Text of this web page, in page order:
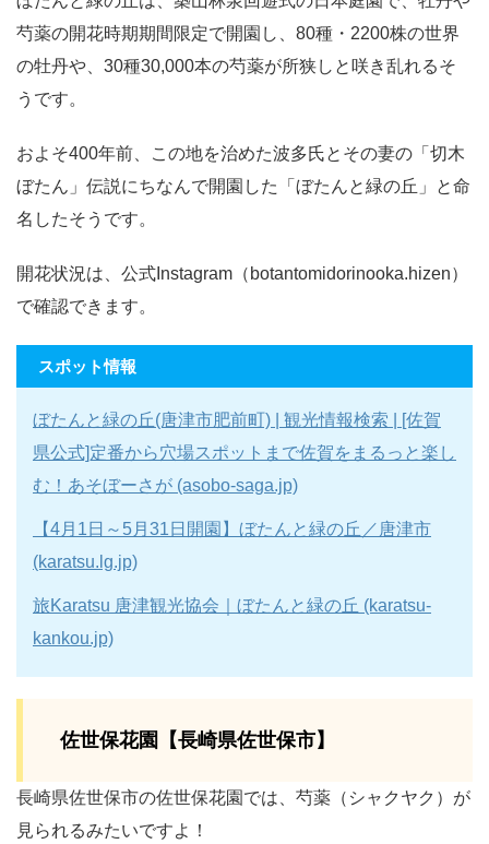
芍薬の開花時期期間限定で開園し、80種・2200株の世界
の牡丹や、30種30,000本の芍薬が所狭しと咲き乱れるそ
うです。
およそ400年前、この地を治めた波多氏とその妻の「切木
ぼたん」伝説にちなんで開園した「ぼたんと緑の丘」と命
名したそうです。
開花状況は、公式Instagram（botantomidorinooka.hizen）
で確認できます。
スポット情報
ぼたんと緑の丘(唐津市肥前町) | 観光情報検索 | [佐賀
県公式]定番から穴場スポットまで佐賀をまるっと楽し
む！あそぼーさが (asobo-saga.jp)
【4月1日～5月31日開園】ぼたんと緑の丘／唐津市
(karatsu.lg.jp)
旅Karatsu 唐津観光協会｜ぼたんと緑の丘 (karatsu-
kankou.jp)
佐世保花園【長崎県佐世保市】
長崎県佐世保市の佐世保花園では、芍薬（シャクヤク）が
見られるみたいですよ！